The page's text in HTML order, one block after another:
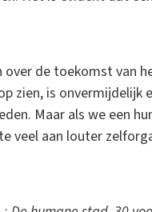
de toekomst van
zien, is onvermijdelijk
Maar als we een
veel aan louter